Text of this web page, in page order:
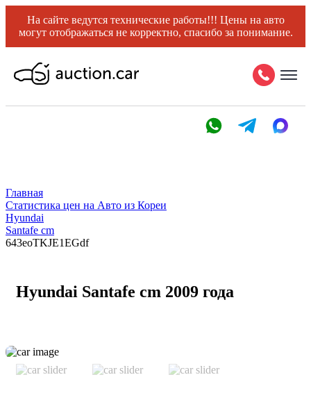
На сайте ведутся технические работы!!! Цены на авто
могут отображаться не корректно, спасибо за понимание.
Главная
Статистика цен на Авто из Кореи
Hyundai
Santafe cm
643eoTKJE1EGdf
Hyundai Santafe cm 2009 года